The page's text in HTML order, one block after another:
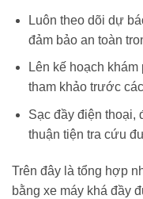
Luôn theo dõi dự
đảm bảo an toàn
Lên kế hoạch
tham khảo trước
Sạc đầy điện thoại,
thuận tiện tra cứu
Trên đây là tổng hợp
bằng xe máy khá đầy